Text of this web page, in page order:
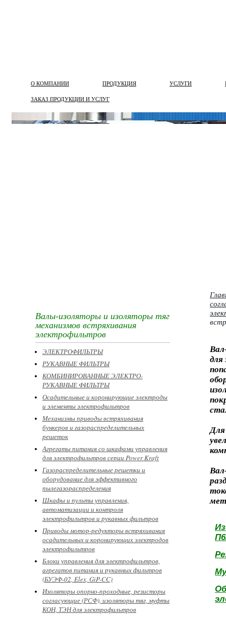
О КОМПАНИИ ПРОДУКЦИЯ УСЛУГИ
ЗАКАЗ ПРОДУКЦИИ И УСЛУГ
Валы-изоляторы и изоляторы тяг
механизмов встряхивания
электрофильтров
ЭЛЕКТРОФИЛЬТРЫ
РУКАВНЫЕ ФИЛЬТРЫ
КОМБИНИРОВАННЫЕ ЭЛЕКТРО-
РУКАВНЫЕ ФИЛЬТРЫ
Осадительные и коронирующие электроды
и элементы электрофильтров
Механизмы приводы встряхивания
бункеров и газораспределительных
решеток
Агрегаты питания со шкафами управления
для электрофильтров серии Power Kraft
Газораспределительные решетки и
оборудование для эффективного
пылегазораспределения
Шкафы и пульты управления,
автоматизации и контроля
электрофильтров и рукавных фильтров
Приводы мотор-редукторы встряхивания
осадительных и коронирующих электродов
электрофильтров
Блоки управления для электрофильтров,
агрегатов питания и рукавных фильтров
(БУЭФ-02, Elex, GiP-CC)
Изоляторы опорно-проходные, резисторы
согласующие (РСФ), изоляторы тяг, муфты
КОН, ТЭН для электрофильтров
для